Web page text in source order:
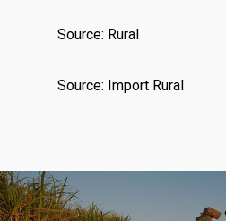
Source: Rural
Source: Import Rural